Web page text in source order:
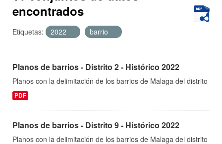
encontrados
Etiquetas: 2022 barrio
Planos de barrios - Distrito 2 - Histórico 2022
Planos con la delimitación de los barrios de Malaga del distrito
PDF
Planos de barrios - Distrito 9 - Histórico 2022
Planos con la delimitación de los barrios de Malaga del distrito